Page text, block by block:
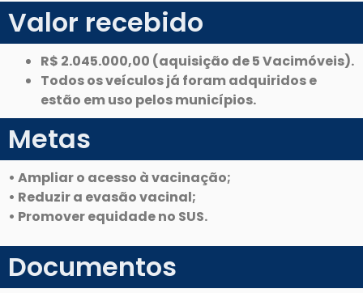
Valor recebido
R$ 2.045.000,00 (aquisição de 5 Vacimóveis).
Todos os veículos já foram adquiridos e
estão em uso pelos municípios.
Metas
• Ampliar o acesso à vacinação;
• Reduzir a evasão vacinal;
• Promover equidade no SUS.
Documentos